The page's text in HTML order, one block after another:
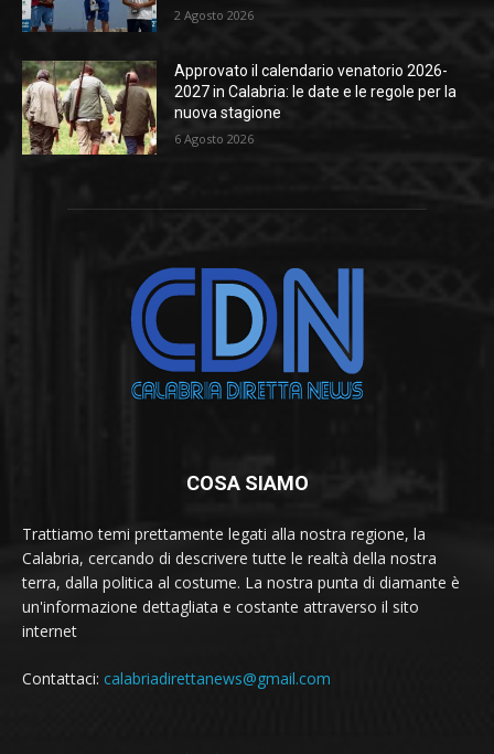
2 Agosto 2026
Approvato il calendario venatorio 2026-
2027 in Calabria: le date e le regole per la
nuova stagione
6 Agosto 2026
COSA SIAMO
Trattiamo temi prettamente legati alla nostra regione, la
Calabria, cercando di descrivere tutte le realtà della nostra
terra, dalla politica al costume. La nostra punta di diamante è
un'informazione dettagliata e costante attraverso il sito
internet
Contattaci: calabriadirettanews@gmail.com